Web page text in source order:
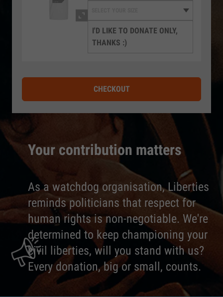
Your contribution matters
As a watchdog organisation, Liberties
reminds politicians that respect for
human rights is non-negotiable. We're
determined to keep championing your
civil liberties, will you stand with us?
Every donation, big or small, counts.
I'D LIKE TO DONATE ONLY,
THANKS :)
CHECKOUT